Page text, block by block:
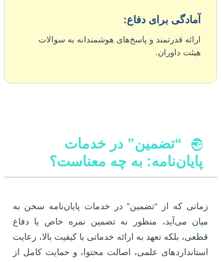
آمادگی برای دفاع:
ارائه قدرتمند و پاسخ‌های هوشمندانه به سوالات
هیئت داوران.
🤝
“تضمین” در خدمات
پایان‌نامه: به چه معناست؟
زمانی که از “تضمین” در خدمات پایان‌نامه سخن به
میان می‌آید، منظور نه تضمین نمره خاص یا دفاع
قطعی، بلکه تعهد به ارائه خدماتی با کیفیت بالا، رعایت
استانداردهای علمی، اصالت محتوا، و حمایت کامل از